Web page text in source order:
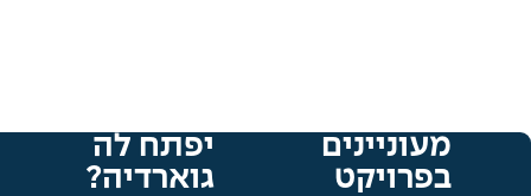
מעוניינים
בפרויקט
יפתח לה
גוארדיה?